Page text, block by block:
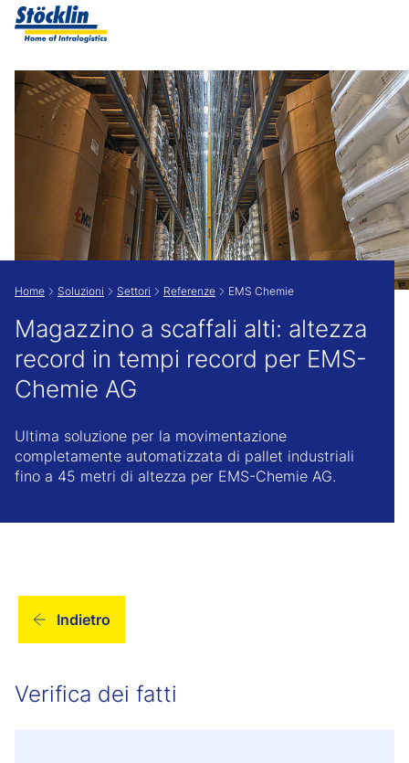
Show convenient version of this site
Don't show this message again
Home Soluzioni Settori Referenze EMS Chemie
Magazzino a scaffali alti: altezza
record in tempi record per EMS-
Chemie AG
Ultima soluzione per la movimentazione
completamente automatizzata di pallet industriali
fino a 45 metri di altezza per EMS-Chemie AG.
Indietro
Verifica dei fatti